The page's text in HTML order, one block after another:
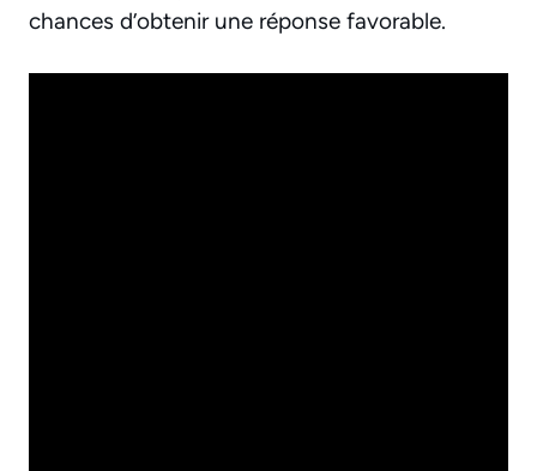
chances d’obtenir une réponse favorable.